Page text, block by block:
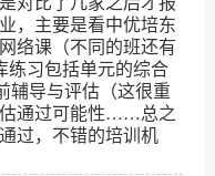
，主要是看中优培东
络课（不同的班还有
练习包括单元的综合
辅导与评估（这很重
估通过可能性……总之
过，不错的培训机